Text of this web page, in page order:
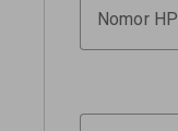
Nomor HP